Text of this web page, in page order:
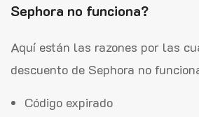
Sephora no funciona?
Aquí están las razones por las
descuento de Sephora no
Código expirado